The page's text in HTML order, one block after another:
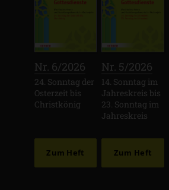
Nr. 6/2026
24. Sonntag der
Osterzeit bis
Christkönig
Zum Heft
Nr. 5/2026
14. Sonntag im
Jahreskreis bis
23. Sonntag im
Jahreskreis
Zum Heft